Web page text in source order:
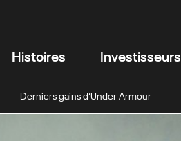
Histoires Investisseurs
Derniers gains d’Under Armour